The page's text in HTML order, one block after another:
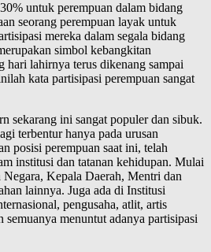
untuk perempuan dalam bidang
seorang perempuan layak untuk
mereka dalam segala bidang
simbol kebangkitan
hari lahirnya terus dikenang sampai
kata partisipasi perempuan sangat
sekarang ini sangat populer dan sibuk.
terbentur hanya pada urusan
posisi perempuan saat ini, telah
institusi dan tatanan kehidupan. Mulai
Negara, Kepala Daerah, Mentri dan
lainnya. Juga ada di Institusi
pengusaha, atlit, artis
semuanya menuntut adanya partisipasi